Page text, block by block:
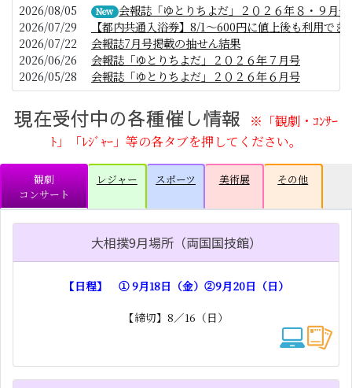
2026/08/05 New 会報誌「ゆとりちよだ」２０２６年８・９月号
2026/07/29
【都内共通入浴券】8/1～600円に値上後も利用でき
2026/07/22
会報誌7月号掲載の抽せん結果
2026/06/26
会報誌「ゆとりちよだ」２０２６年７月号
2026/05/28
会報誌「ゆとりちよだ」２０２６年６月号
2026/05/25
【リソル 宿泊サポートダイヤル】の修正
現在受付中の各種催し情報
※「観劇・ｺﾝｻｰ
ﾄ」「ﾚｼﾞｬｰ」等の各タブを押してください。
観劇
コンサート
レジャー スポーツ 美術展 その他
大相撲9月場所（両国国技館）
【日程】 ① 9月18日（金）②9月20日（日）
【締切】8／16（日）